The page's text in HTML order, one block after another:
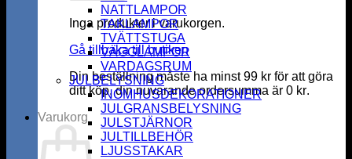
Inga produkter i varukorgen.
Gå tillbaka till butiken
Din beställning måste ha minst99 kr för att göra
ditt köp, din nuvarande ordersumma är 0 kr.
Varukorg
NATTLAMPOR
TAKLAMPOR
TVÄTTSTUGA
VÄGGLAMPOR
VARDAGSRUM
JULBELYSNING
INOMHUSDEKORATIONER
JULGRANSBELYSNING
JULSTJÄRNOR
JULTILLBEHÖR
LJUSSTAKAR